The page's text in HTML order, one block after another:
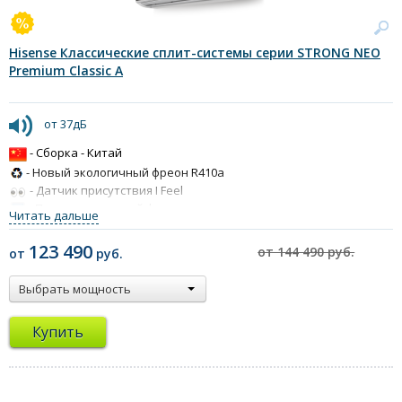
Hisense Классические сплит-системы серии STRONG NEO
Premium Classic A
от 37дБ
- Сборка - Китай
- Новый экологичный фреон R410a
- Датчик присутствия I Feel
- Стильный дизайн
Читать дальше
от 123 490 руб. от 144 490 руб.
Выбрать мощность
Купить